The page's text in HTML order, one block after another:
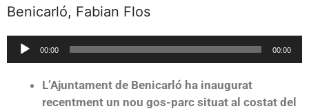
Benicarló, Fabian Flos
Reproductor
de
00:00 00:00
L’Ajuntament de Benicarló ha inaugurat
recentment un nou gos-parc situat al costat del